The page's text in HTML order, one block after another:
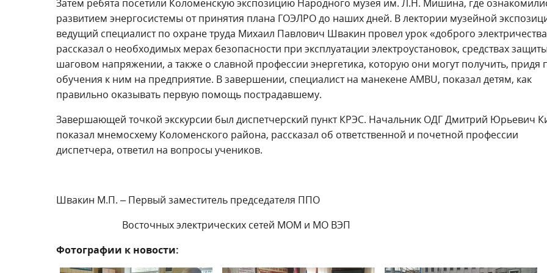
Затем ребята посетили Коломенскую экспозицию Народного музея им. Л.Н. Мишина, где
развитием энергосистемы от принятия плана ГОЭЛРО до наших дней. В лектории музейной
ведущий специалист по охране труда Михаил Павлович Швакин провел урок «доброго
рассказал о необходимых мерах безопасности при эксплуатации электроустановок, средствах
шаговом напряжении, а также о славной профессии энергетика, которую они могут получить, придя
обучения к ним на предприятие. В завершении, специалист на манекене АМВU, показал детям, как
правильно оказывать первую помощь пострадавшему.
Завершающей точкой экскурсии был диспетчерский пункт КРЭС. Начальник ОДГ Дмитрий Юрьевич
показал мнемосхему Коломенского района, рассказал об ответственной и почетной профессии
диспетчера, ответил на вопросы учеников.
Швакин М.П. – Первый заместитель председателя ППО
Восточных электрических сетей МОМ и МО ВЭП
Фотографии к новости: